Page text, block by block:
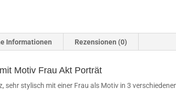
Informationen Rezensionen (0)
Motiv Frau Akt Porträt
sehr stylisch mit einer Frau als Motiv in 3